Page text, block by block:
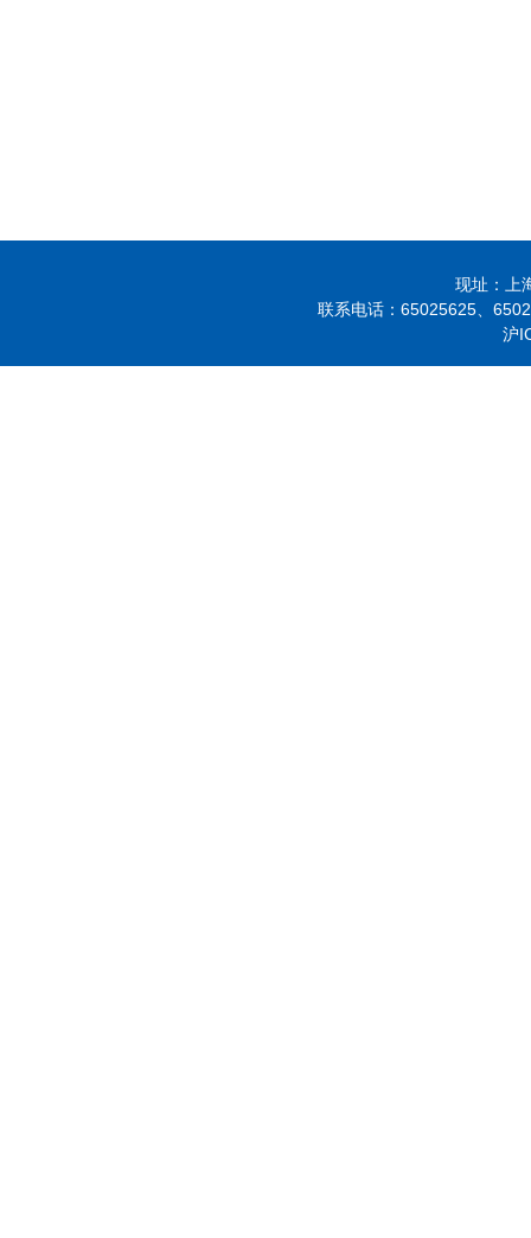
现址：上
联系电话： 65025625、
沪